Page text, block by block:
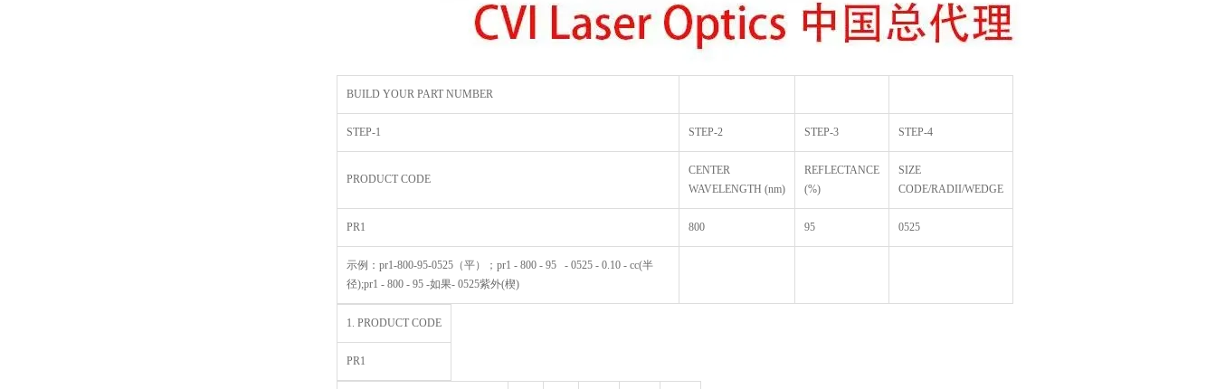
BUILD YOUR PART NUMBER
STEP-1 STEP-2 STEP-3 STEP-4
PRODUCT CODE
CENTER
WAVELENGTH (nm)
REFLECTANCE
(%)
SIZE
CODE/RADII/WEDGE
PR1 800 95 0525
示例：pr1-800-95-0525（平）；pr1 - 800 - 95 - 0525 - 0.10 - cc(半
径);pr1 - 800 - 95 -如果- 0525紫外(楔)
1. PRODUCT CODE
PR1